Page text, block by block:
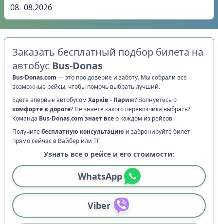
08. 08.2026
Заказать бесплатный подбор билета на
автобус Bus-Donas
Bus-Donas.com —это про доверие и заботу. Мы собрали все
возможные рейсы, чтобы помочь выбрать лучший.
Едете впервые автобусом Харків - Париж? Волнуетесь о
комфорте в дороге? Не знаете какого перевозчика выбрать?
Команда Bus-Donas.com знает всео каждом из рейсов.
Получитебесплатную консультацию и забронируйте билет
прямо сейчас в Вайбер или ТГ
Узнать все о рейсе и его стоимости:
WhatsApp
Viber